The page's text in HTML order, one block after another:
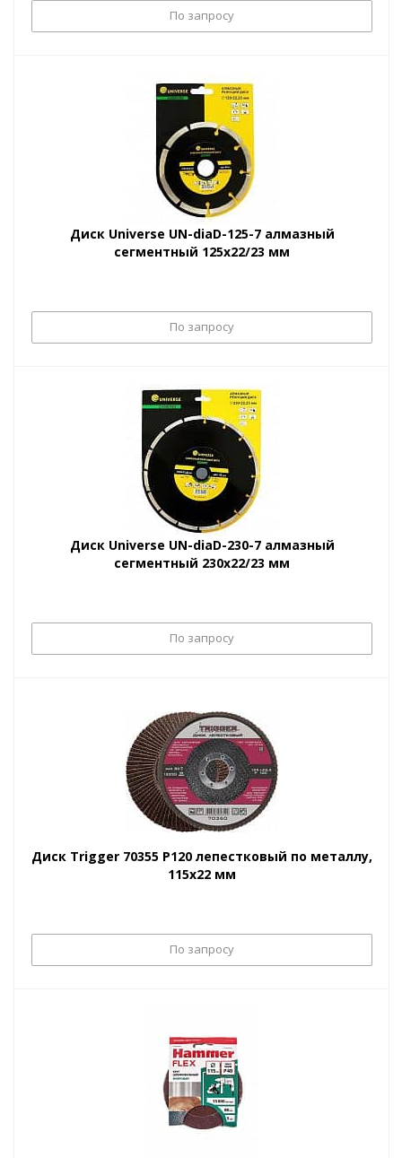
По запросу
Диск Universe UN-diaD-125-7 алмазный
сегментный 125х22/23 мм
По запросу
Диск Universe UN-diaD-230-7 алмазный
сегментный 230х22/23 мм
По запросу
Диск Trigger 70355 P120 лепестковый по металлу,
115х22 мм
По запросу